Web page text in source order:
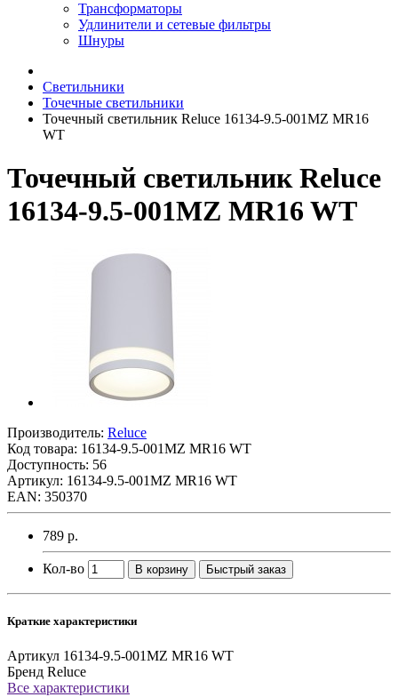
Трансформаторы
Удлинители и сетевые фильтры
Шнуры
Светильники
Точечные светильники
Точечный светильник Reluce 16134-9.5-001MZ MR16
WT
Точечный светильник Reluce
16134-9.5-001MZ MR16 WT
Производитель: Reluce
Код товара: 16134-9.5-001MZ MR16 WT
Доступность: 56
Артикул: 16134-9.5-001MZ MR16 WT
EAN: 350370
789 р.
Кол-во В корзину Быстрый заказ
Краткие характеристики
Артикул 16134-9.5-001MZ MR16 WT
Бренд Reluce
Все характеристики